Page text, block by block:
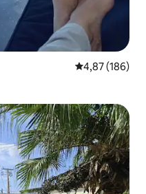
Évaluation
4,87 (186)
appréciés